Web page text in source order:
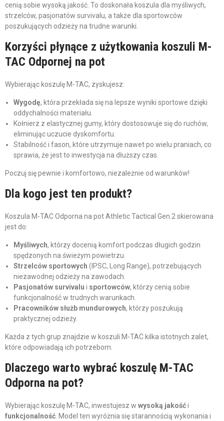
cenią sobie wysoką jakość. To doskonała koszula dla myśliwych,
strzelców, pasjonatów survivalu, a także dla sportowców
poszukujących odzieży na trudne warunki.
Korzyści płynące z użytkowania koszuli M-
TAC Odpornej na pot
Wybierając koszulę M-TAC, zyskujesz:
Wygodę, która przekłada się na lepsze wyniki sportowe dzięki
oddychalności materiału.
Kołnierz z elastycznej gumy, który dostosowuje się do ruchów,
eliminując uczucie dyskomfortu.
Stabilność i fason, które utrzymuje nawet po wielu praniach, co
sprawia, że jest to inwestycja na dłuższy czas.
Poczuj się pewnie i komfortowo, niezależnie od warunków!
Dla kogo jest ten produkt?
Koszula M-TAC Odporna na pot Athletic Tactical Gen.2 skierowana
jest do:
Myśliwych, którzy docenią komfort podczas długich godzin
spędzonych na świeżym powietrzu.
Strzelców sportowych (IPSC, Long Range), potrzebujących
niezawodnej odzieży na zawodach.
Pasjonatów survivalu i sportowców, którzy cenią sobie
funkcjonalność w trudnych warunkach.
Pracowników służb mundurowych, którzy poszukują
praktycznej odzieży.
Każda z tych grup znajdzie w koszuli M-TAC kilka istotnych zalet,
które odpowiadają ich potrzebom.
Dlaczego warto wybrać koszulę M-TAC
Odporna na pot?
Wybierając koszulę M-TAC, inwestujesz w wysoką jakośći
funkcjonalność . Model ten wyróżnia się starannością wykonania i